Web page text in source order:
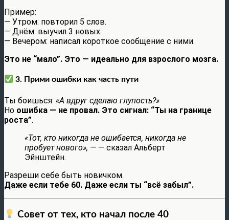
Пример:
— Утром: повторил 5 слов.
— Днём: выучил 3 новых.
— Вечером: написал короткое сообщение с ними.
Это не “мало”. Это — идеально для взрослого мозга.
3. Прими ошибки как часть пути
Ты боишься: «А вдруг сделаю глупость?»
Но ошибка — не провал. Это сигнал: “Ты на границе
роста”.
«Тот, кто никогда не ошибается, никогда не
пробует нового», — — сказал Альберт
Эйнштейн.
Разреши себе быть новичком.
Даже если тебе 60. Даже если ты “всё забыл”.
Совет от тех, кто начал после 40